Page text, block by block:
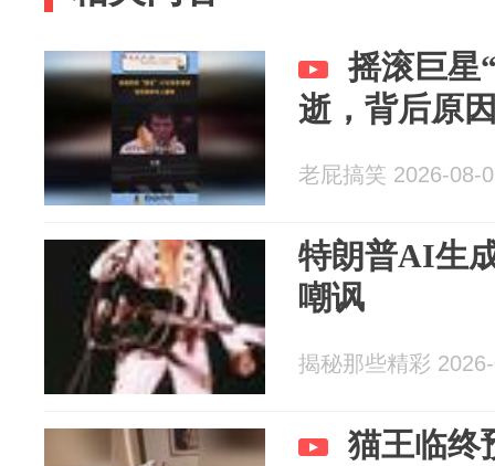
摇滚巨星
逝，背后原
老屁搞笑 2026-08-
特朗普AI生
嘲讽
揭秘那些精彩
猫王临终